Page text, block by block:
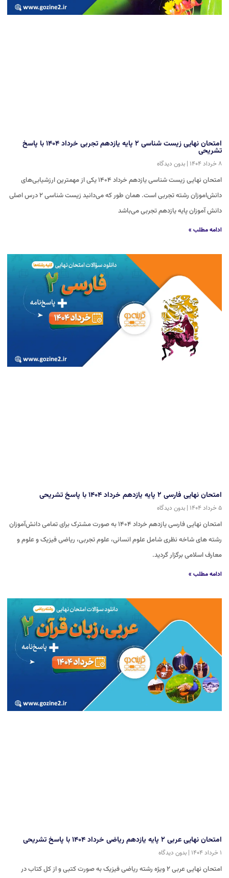
امتحان نهایی زیست شناسی ۲ پایه یازدهم تجربی خرداد ۱۴۰۴ با پاسخ
تشریحی
۸ خرداد ۱۴۰۴ بدون دیدگاه
امتحان نهایی زیست شناسی یازدهم خرداد ۱۴۰۴ یکی از مهمترین ارزشیابی‌های
دانش‌اموزان رشته تجربی است. همان طور که می‌دانید زیست شناسی ۲ درس اصلی
دانش آموزان پایه یازدهم تجربی می‌باشد
ادامه مطلب »
امتحان نهایی فارسی ۲ پایه یازدهم خرداد ۱۴۰۴ با پاسخ تشریحی
۵ خرداد ۱۴۰۴ بدون دیدگاه
امتحان نهایی فارسی یازدهم خرداد ۱۴۰۴ به صورت مشترک برای تمامی دانش‌آموزان
رشته های شاخه نظری شامل علوم انسانی، علوم تجربی، ریاضی فیزیک و علوم و
معارف اسلامی برگزار گردید.
ادامه مطلب »
امتحان نهایی عربی ۲ پایه یازدهم ریاضی خرداد ۱۴۰۴ با پاسخ تشریحی
۱ خرداد ۱۴۰۴ بدون دیدگاه
امتحان نهایی عربی ۲ ویژه رشته ریاضی فیزیک به صورت کتبی و از کل کتاب در